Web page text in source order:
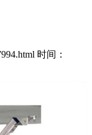
时间：